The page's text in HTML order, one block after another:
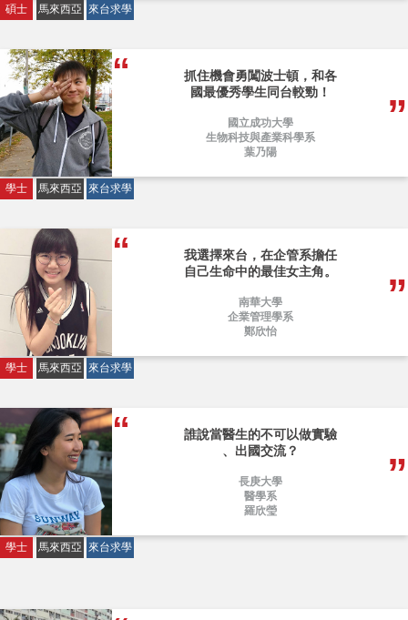
碩士 馬來西亞 來台求學
抓住機會勇闖波士頓，和各
國最優秀學生同台較勁！
國立成功大學
生物科技與產業科學系
葉乃陽
學士 馬來西亞 來台求學
我選擇來台，在企管系擔任
自己生命中的最佳女主角。
南華大學
企業管理學系
鄭欣怡
學士 馬來西亞 來台求學
誰說當醫生的不可以做實驗
、出國交流？
長庚大學
醫學系
羅欣瑩
學士 馬來西亞 來台求學